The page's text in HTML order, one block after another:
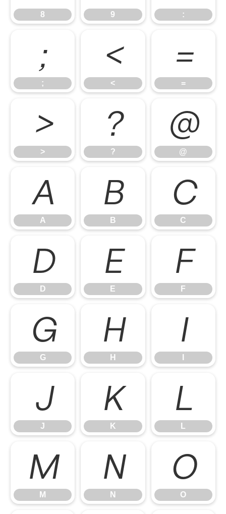
8 9 :
;
;
<
<
=
=
>
>
?
?
@
@
A
A
B
B
C
C
D
D
E
E
F
F
G
G
H
H
I
J
J
K
K
L
L
M
M
N
N
O
O